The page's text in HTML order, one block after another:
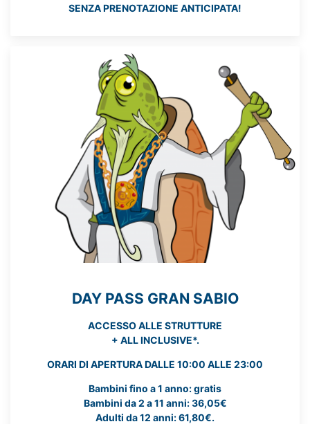
SENZA PRENOTAZIONE ANTICIPATA!
DAY PASS GRAN SABIO
ACCESSO ALLE STRUTTURE
+ ALL INCLUSIVE*.
ORARI DI APERTURA DALLE 10:00 ALLE 23:00
Bambini fino a 1 anno: gratis
Bambini da 2 a 11 anni: 36,05€
Adulti da 12 anni: 61,80€.